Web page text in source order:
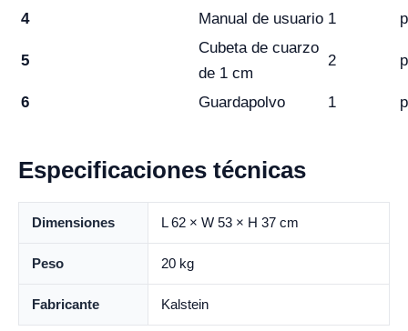
4 Manual de usuario 1
5
Cubeta de cuarzo
de 1 cm
2
6 Guardapolvo 1
Especificaciones técnicas
Dimensiones L 62 × W 53 × H 37 cm
Peso 20 kg
Fabricante Kalstein